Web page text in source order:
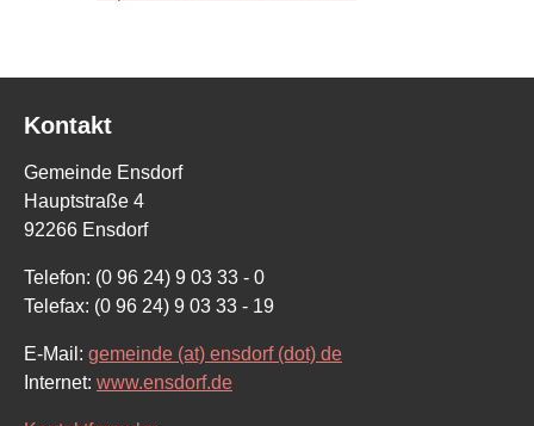
Kontakt
Gemeinde Ensdorf
Hauptstraße 4
92266 Ensdorf
Telefon: (0 96 24) 9 03 33 - 0
Telefax: (0 96 24) 9 03 33 - 19
E-Mail: gemeinde (at) ensdorf (dot) de
Internet: www.ensdorf.de